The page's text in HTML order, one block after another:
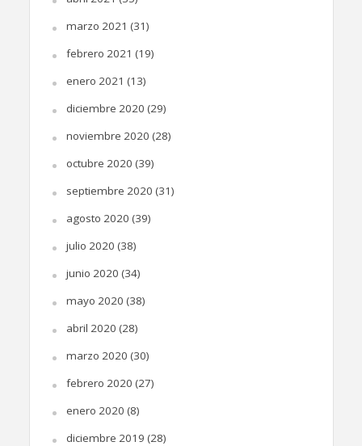
marzo 2021 (31)
febrero 2021 (19)
enero 2021 (13)
diciembre 2020 (29)
noviembre 2020 (28)
octubre 2020 (39)
septiembre 2020 (31)
agosto 2020 (39)
julio 2020 (38)
junio 2020 (34)
mayo 2020 (38)
abril 2020 (28)
marzo 2020 (30)
febrero 2020 (27)
enero 2020 (8)
diciembre 2019 (28)